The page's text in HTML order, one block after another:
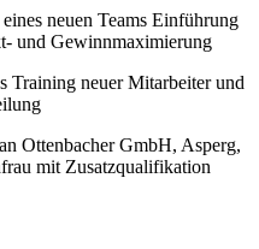
neuen Teams Einführung
und Gewinnmaximierung
Training neuer Mitarbeiter und
Ottenbacher GmbH, Asperg,
mit Zusatzqualifikation